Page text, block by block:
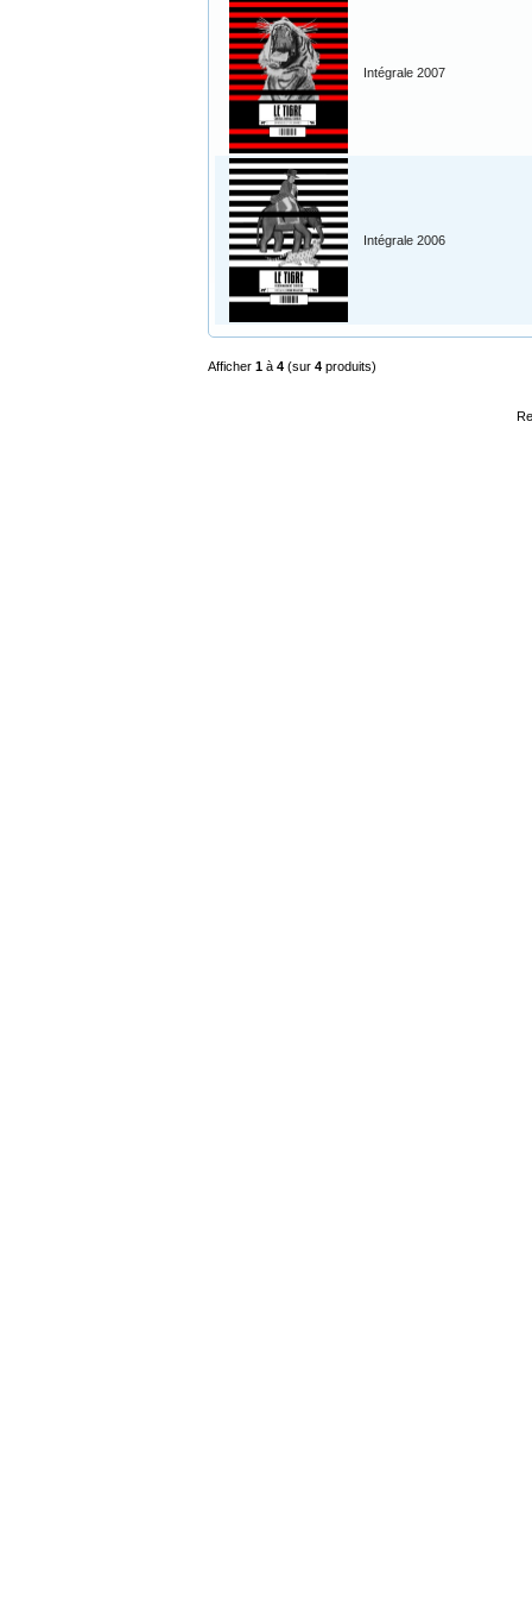
Intégrale 2007
Intégrale 2006
Afficher 1 à 4 (sur 4 produits)